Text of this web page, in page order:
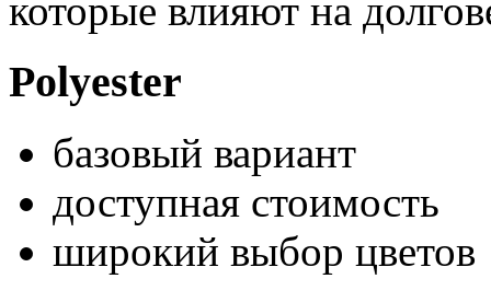
которые влияют на
Polyester
базовый вариант
доступная стоимость
широкий выбор цветов